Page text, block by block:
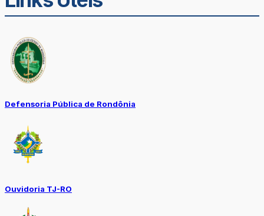
Defensoria Pública de Rondônia
Ouvidoria TJ-RO